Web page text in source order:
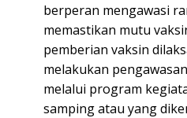
berperan mengawasi
memastikan mutu
pemberian vaksin
melakukan
melalui program
samping atau yang